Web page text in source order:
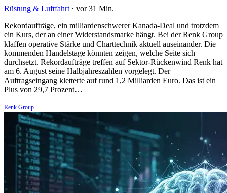
Rüstung & Luftfahrt · vor 31 Min.
Rekordaufträge, ein milliardenschwerer Kanada-Deal und trotzdem
ein Kurs, der an einer Widerstandsmarke hängt. Bei der Renk Group
klaffen operative Stärke und Charttechnik aktuell auseinander. Die
kommenden Handelstage könnten zeigen, welche Seite sich
durchsetzt. Rekordaufträge treffen auf Sektor-Rückenwind Renk hat
am 6. August seine Halbjahreszahlen vorgelegt. Der
Auftragseingang kletterte auf rund 1,2 Milliarden Euro. Das ist ein
Plus von 29,7 Prozent…
Renk Group